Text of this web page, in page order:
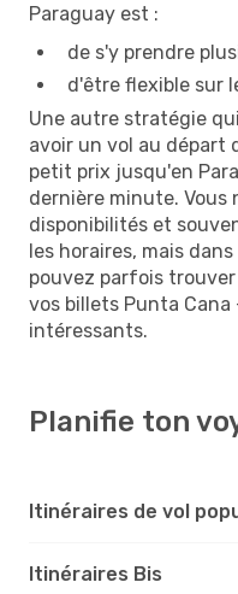
Paraguay est :
de s'y prendre
d'être flexible sur
Une autre stratégie
avoir un vol au départ
petit prix jusqu'en
dernière minute. Vous
disponibilités et
les horaires, mais
pouvez parfois
vos billets Punta Cana
intéressants.
Planifie ton
Itinéraires de vol
Itinéraires Bis